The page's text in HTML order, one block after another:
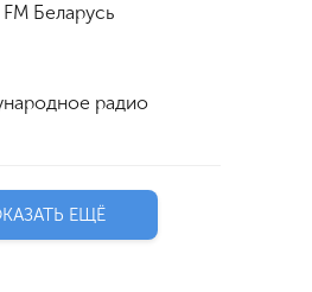
Беларусь
радио
ЕЩЁ